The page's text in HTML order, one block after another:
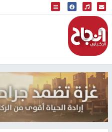
البث المباشر
إذاعة النجاح